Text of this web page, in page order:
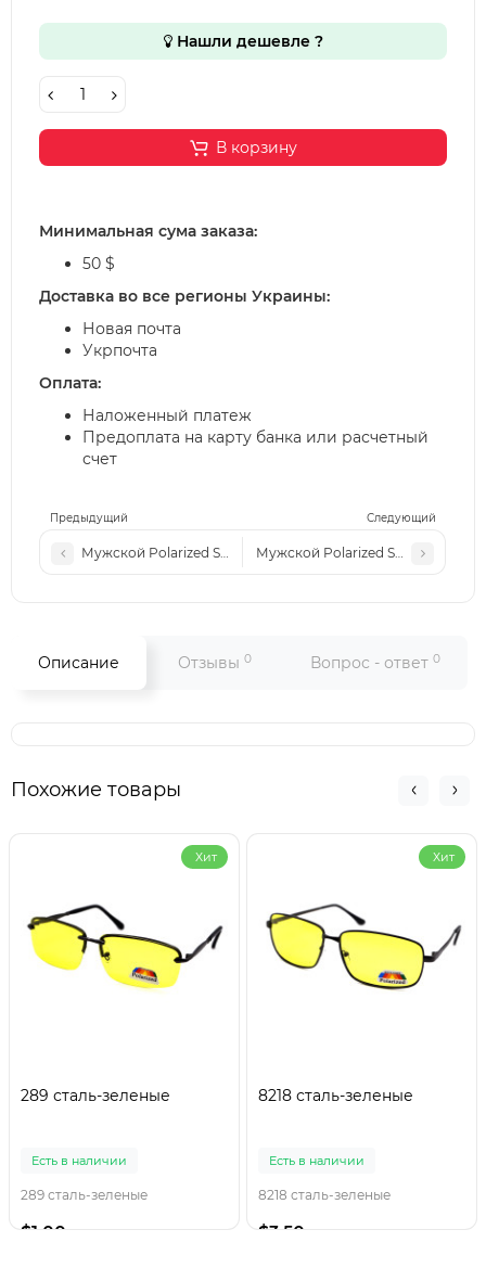
Предыдущий Следующий
Мужской Polarized Sport EA P13 c5Мужской Polarized Sport EA P13
Нашли дешевле ?
В корзину
Минимальная сума заказа:
50 $
Доставка во все регионы Украины:
Новая почта
Укрпочта
Оплата:
Наложенный платеж
Предоплата на карту банка или расчетный
счет
Описание Отзывы 0 Вопрос - ответ 0
Похожие товары
Хит
289 сталь-зеленые
Есть в наличии
289 сталь-зеленые
$1.00
Хит
8218 сталь-зеленые
Есть в наличии
8218 сталь-зеленые
$3.50